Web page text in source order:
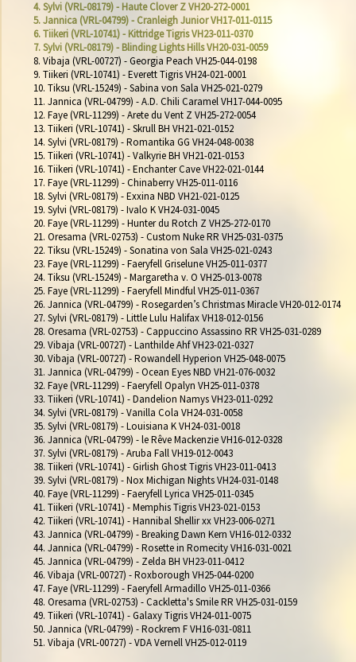
4. Sylvi (VRL-08179) - Haute Clover Z VH20-272-0001
5. Jannica (VRL-04799) - Cranleigh Junior VH17-011-0115
6. Tiikeri (VRL-10741) - Kittridge Tigris VH23-011-0370
7. Sylvi (VRL-08179) - Blinding Lights Hills VH20-031-0059
8. Vibaja (VRL-00727) - Georgia Peach VH25-044-0198
9. Tiikeri (VRL-10741) - Everett Tigris VH24-021-0001
10. Tiksu (VRL-15249) - Sabina von Sala VH25-021-0279
11. Jannica (VRL-04799) - A.D. Chili Caramel VH17-044-0095
12. Faye (VRL-11299) - Arete du Vent Z VH25-272-0054
13. Tiikeri (VRL-10741) - Skrull BH VH21-021-0152
14. Sylvi (VRL-08179) - Romantika GG VH24-048-0038
15. Tiikeri (VRL-10741) - Valkyrie BH VH21-021-0153
16. Tiikeri (VRL-10741) - Enchanter Cave VH22-021-0144
17. Faye (VRL-11299) - Chinaberry VH25-011-0116
18. Sylvi (VRL-08179) - Exxina NBD VH21-021-0125
19. Sylvi (VRL-08179) - Ivalo K VH24-031-0045
20. Faye (VRL-11299) - Hunter du Rotch Z VH25-272-0170
21. Oresama (VRL-02753) - Custom Nuke RR VH25-031-0375
22. Tiksu (VRL-15249) - Sonatina von Sala VH25-021-0243
23. Faye (VRL-11299) - Faeryfell Griselune VH25-011-0377
24. Tiksu (VRL-15249) - Margaretha v. O VH25-013-0078
25. Faye (VRL-11299) - Faeryfell Mindful VH25-011-0367
26. Jannica (VRL-04799) - Rosegarden’s Christmas Miracle VH20-012-0174
27. Sylvi (VRL-08179) - Little Lulu Halifax VH18-012-0156
28. Oresama (VRL-02753) - Cappuccino Assassino RR VH25-031-0289
29. Vibaja (VRL-00727) - Lanthilde Ahf VH23-021-0327
30. Vibaja (VRL-00727) - Rowandell Hyperion VH25-048-0075
31. Jannica (VRL-04799) - Ocean Eyes NBD VH21-076-0032
32. Faye (VRL-11299) - Faeryfell Opalyn VH25-011-0378
33. Tiikeri (VRL-10741) - Dandelion Namys VH23-011-0292
34. Sylvi (VRL-08179) - Vanilla Cola VH24-031-0058
35. Sylvi (VRL-08179) - Louisiana K VH24-031-0018
36. Jannica (VRL-04799) - le Rêve Mackenzie VH16-012-0328
37. Sylvi (VRL-08179) - Aruba Fall VH19-012-0043
38. Tiikeri (VRL-10741) - Girlish Ghost Tigris VH23-011-0413
39. Sylvi (VRL-08179) - Nox Michigan Nights VH24-031-0148
40. Faye (VRL-11299) - Faeryfell Lyrica VH25-011-0345
41. Tiikeri (VRL-10741) - Memphis Tigris VH23-021-0153
42. Tiikeri (VRL-10741) - Hannibal Shellir xx VH23-006-0271
43. Jannica (VRL-04799) - Breaking Dawn Kern VH16-012-0332
44. Jannica (VRL-04799) - Rosette in Romecity VH16-031-0021
45. Jannica (VRL-04799) - Zelda BH VH23-011-0412
46. Vibaja (VRL-00727) - Roxborough VH25-044-0200
47. Faye (VRL-11299) - Faeryfell Armadillo VH25-011-0366
48. Oresama (VRL-02753) - Cackletta's Smile RR VH25-031-0159
49. Tiikeri (VRL-10741) - Galaxy Tigris VH24-011-0075
50. Jannica (VRL-04799) - Rockrem F VH16-031-0811
51. Vibaja (VRL-00727) - VDA Vernell VH25-012-0119